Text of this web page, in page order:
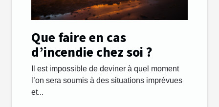
Que faire en cas
d’incendie chez soi ?
Il est impossible de deviner à quel moment
l’on sera soumis à des situations imprévues
et...